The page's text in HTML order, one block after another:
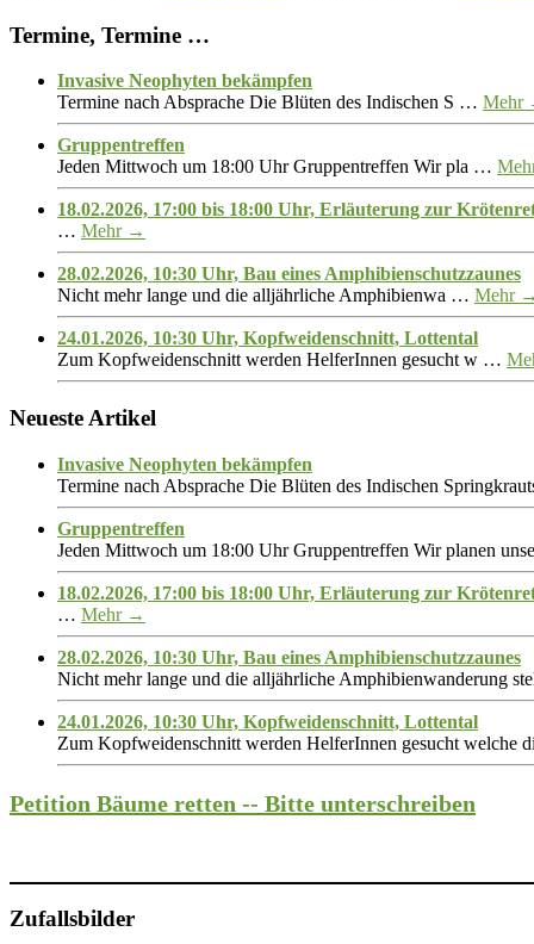
Termine, Termine …
Invasive Neophyten bekämpfen
Termine nach Absprache Die Blüten des Indischen S … Mehr
Gruppentreffen
Jeden Mittwoch um 18:00 Uhr Gruppentreffen Wir pla …
18.02.2026, 17:00 bis 18:00 Uhr, Erläuterung zur
… Mehr →
28.02.2026, 10:30 Uhr, Bau eines Amphibienschutzzaunes
Nicht mehr lange und die alljährliche Amphibienwa … Mehr
24.01.2026, 10:30 Uhr, Kopfweidenschnitt, Lottental
Zum Kopfweidenschnitt werden HelferInnen gesucht w …
Neueste Artikel
Invasive Neophyten bekämpfen
Termine nach Absprache Die Blüten des Indischen
Gruppentreffen
Jeden Mittwoch um 18:00 Uhr Gruppentreffen Wir planen
18.02.2026, 17:00 bis 18:00 Uhr, Erläuterung zur
… Mehr →
28.02.2026, 10:30 Uhr, Bau eines Amphibienschutzzaunes
Nicht mehr lange und die alljährliche Amphibienwanderung
24.01.2026, 10:30 Uhr, Kopfweidenschnitt, Lottental
Zum Kopfweidenschnitt werden HelferInnen gesucht welche
Petition Bäume retten -- Bitte unterschreiben
Zufallsbilder